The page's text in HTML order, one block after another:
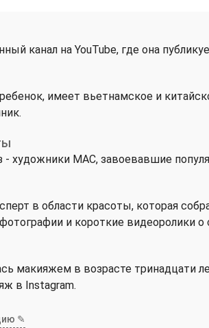
канал на YouTube, где она
имеет вьетнамское и
- художники MAC, завоевавшие
в области красоты, которая
фотографии и короткие видеоролики
макияжем в возрасте тринадцати
в Instagram.
✎